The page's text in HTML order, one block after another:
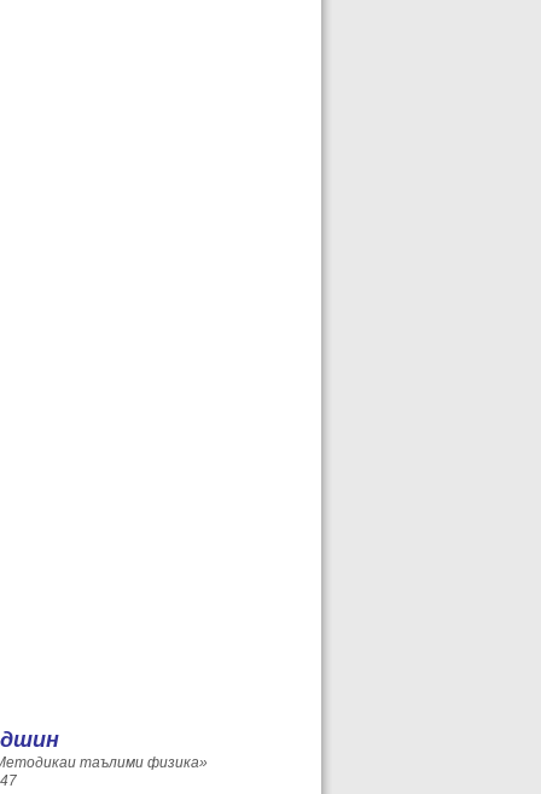
таълими физика»